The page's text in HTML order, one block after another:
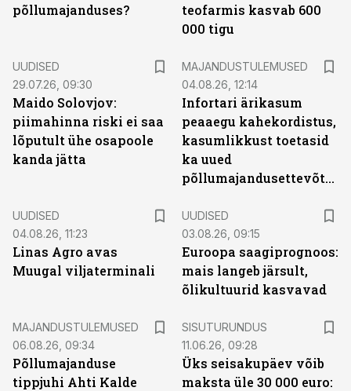
põllumajanduses?
teofarmis kasvab 600
000 tigu
UUDISED
29.07.26, 09:30
Maido Solovjov:
piimahinna riski ei saa
lõputult ühe osapoole
kanda jätta
MAJANDUSTULEMUSED
04.08.26, 12:14
Infortari ärikasum
peaaegu kahekordistus,
kasumlikkust toetasid
ka uued
põllumajandusettevõtted
UUDISED
04.08.26, 11:23
Linas Agro avas
Muugal viljaterminali
UUDISED
03.08.26, 09:15
Euroopa saagiprognoos:
mais langeb järsult,
õlikultuurid kasvavad
MAJANDUSTULEMUSED
06.08.26, 09:34
Põllumajanduse
tippjuhi Ahti Kalde
SISUTURUNDUS
11.06.26, 09:28
Üks seisakupäev võib
maksta üle 30 000 euro: